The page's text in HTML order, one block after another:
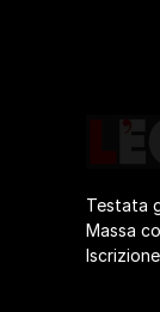
Testata
Massa